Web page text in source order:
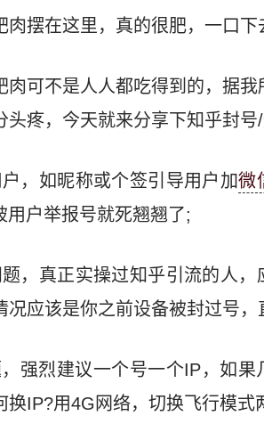
肉摆在这里，真的很肥，一口下
肉可不是人人都吃得到的，据
头疼，今天就来分享下知乎封号
，如昵称或个签引导用户加微
用户举报号就死翘翘了;
，真正实操过知乎引流的人
况应该是你之前设备被封过号
强烈建议一个号一个IP，如
换IP?用4G网络，切换飞行模式